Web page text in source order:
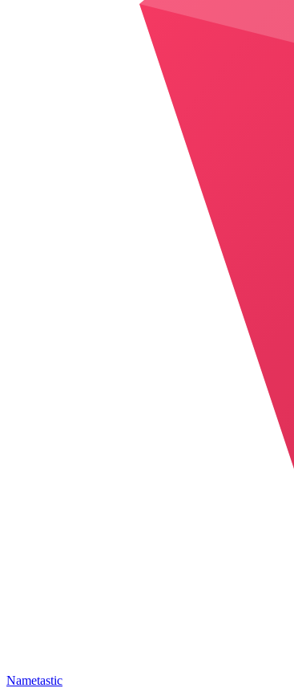
Nametastic